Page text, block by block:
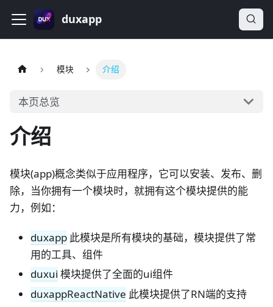
duxapp
模块 介绍
本页总览
介绍
模块(app)概念类似于应用程序，它可以安装、发布、删
除，当你拥有一个模块时，就拥有这个模块提供的能
力，例如：
duxapp 此模块是所有模块的基础，模块提供了常
用的工具、组件
duxui 模块提供了全面的ui组件
duxappReactNative 此模块提供了RN端的支持